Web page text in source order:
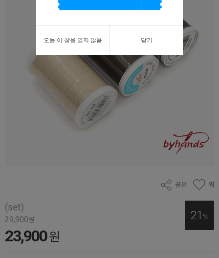
공유 찜
(set)
21 %
29,900원
23,900원
오늘 이 창을 열지 않음 닫기